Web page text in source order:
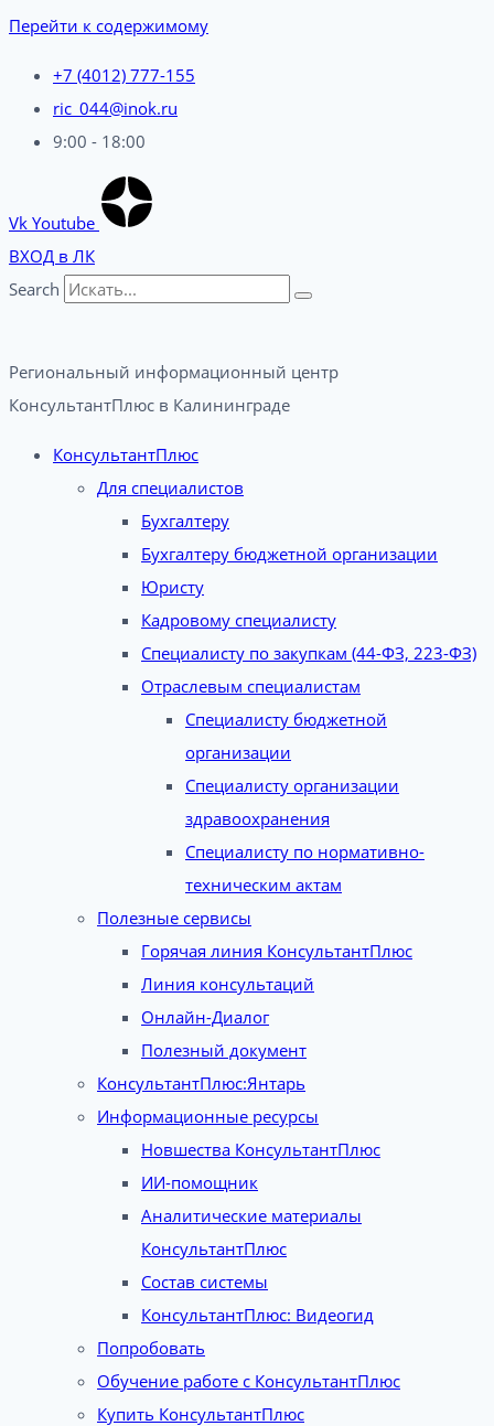
Перейти к содержимому
+7 (4012) 777-155
ric_044@inok.ru
9:00 - 18:00
Vk Youtube
ВХОД в ЛК
Search
Региональный информационный центр
КонсультантПлюс в Калининграде​
КонсультантПлюс
Для специалистов
Бухгалтеру
Бухгалтеру бюджетной организации
Юристу
Кадровому специалисту
Специалисту по закупкам (44-ФЗ, 223-ФЗ)
Отраслевым специалистам
Специалисту бюджетной
организации
Специалисту организации
здравоохранения
Специалисту по нормативно-
техническим актам
Полезные сервисы
Горячая линия КонсультантПлюс
Линия консультаций
Онлайн-Диалог
Полезный документ
КонсультантПлюс:Янтарь
Информационные ресурсы
Новшества КонсультантПлюс
ИИ-помощник
Аналитические материалы
КонсультантПлюс
Состав системы
КонсультантПлюс: Видеогид
Попробовать
Обучение работе с КонсультантПлюс
Купить КонсультантПлюс